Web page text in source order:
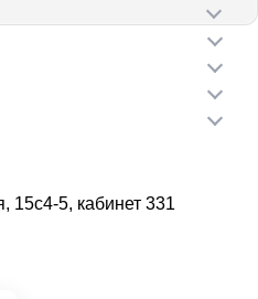
15с4-5, кабинет 331